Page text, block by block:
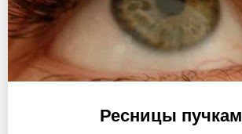
Ресницы